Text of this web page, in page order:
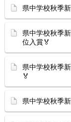
県中学校秋季
県中学校秋季
位入賞🏅
県中学校秋季
🏅
県中学校秋